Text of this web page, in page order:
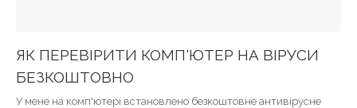
ЯК ПЕРЕВІРИТИ КОМП'ЮТЕР НА ВІРУСИ
БЕЗКОШТОВНО
У мене на комп'ютері встановлено безкоштовне антивірусне